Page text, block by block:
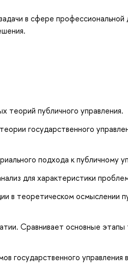
в сфере профессиональной
теорий публичного управления.
государственного
подхода к публичному
для характеристики
в теоретическом осмыслении
Сравнивает основные этапы
государственного управления